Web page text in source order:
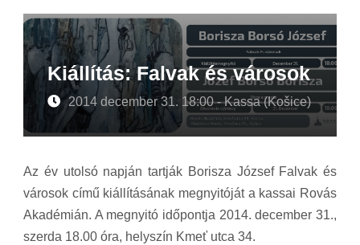
Kiállítás: Falvak és városok
2014 december 31. 18:00 - Kassa (Košice)
Az év utolsó napján tartják Borisza József Falvak és
városok című kiállításának megnyitóját a kassai Rovás
Akadémián. A megnyitó időpontja 2014. december 31.,
szerda 18.00 óra, helyszín Kmeť utca 34.